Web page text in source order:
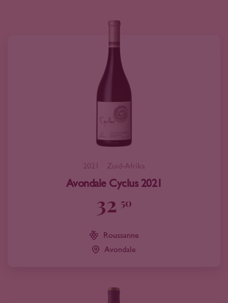
2021 Zuid-Afrika
Avondale Cyclus 2021
32 50
Roussanne
Avondale